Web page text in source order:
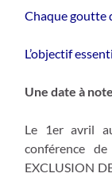
Chaque goutte
L’objectif
Une date à
Le 1er avril
conférence
EXCLUSION